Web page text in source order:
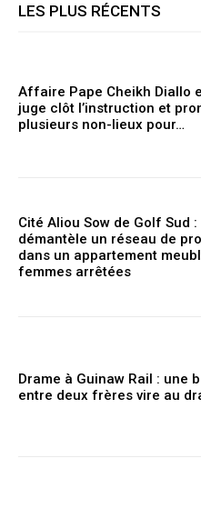
LES PLUS RÉCENTS
Affaire Pape Cheikh Diallo
juge clôt l’instruction et
plusieurs non-lieux pour…
Cité Aliou Sow de Golf Sud
démantèle un réseau de
dans un appartement
femmes arrêtées
Drame à Guinaw Rail : une
entre deux frères vire au